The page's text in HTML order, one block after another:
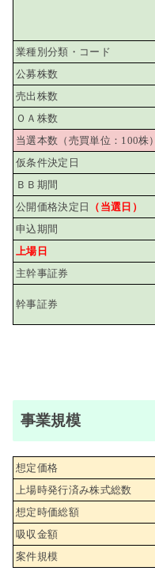
業種別分類・コード
公募株数
売出株数
ＯＡ株数
当選本数（売買単位：100株）
仮条件決定日
ＢＢ期間
公開価格決定日
（当選日）
申込期間
上場日
主幹事証券
幹事証券
事業規模
想定価格
上場時発行済み株式総数
想定時価総額
吸収金額
案件規模